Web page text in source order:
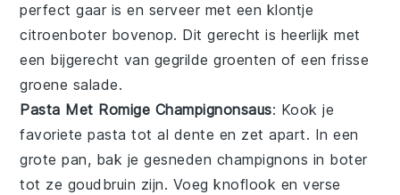
perfect gaar is en serveer met een klontje
citroenboter bovenop. Dit gerecht is heerlijk met
een bijgerecht van gegrilde groenten of een frisse
groene salade.
Pasta Met Romige Champignonsaus: Kook je
favorietepasta tot al dente en zet apart. In een
grote pan, bak jegesneden champignons in boter
tot ze goudbruin zijn. Voegknoflook enverse